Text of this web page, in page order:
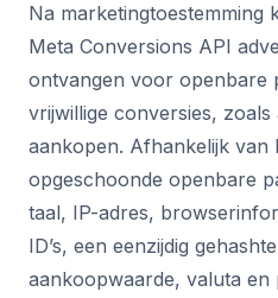
Na marketingtoestemming
Meta Conversions API
ontvangen voor openbare
vrijwillige conversies, zoals
aankopen. Afhankelijk van
opgeschoonde openbare
taal, IP-adres,
ID’s, een eenzijdig
aankoopwaarde, valuta